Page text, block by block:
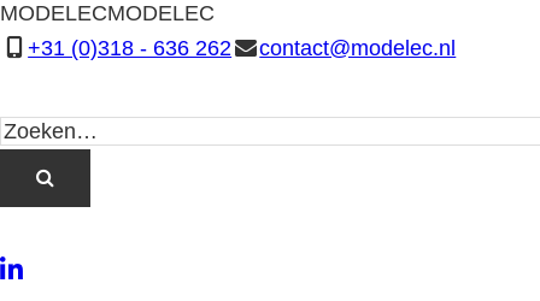
MODELECMODELEC
+31 (0)318 - 636 262
contact@modelec.nl
LinkedIn